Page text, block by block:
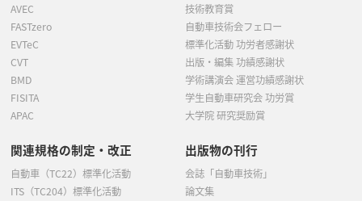
AVEC
FASTzero
EVTeC
CVT
BMD
FISITA
APAC
技術教育賞
自動車技術会フェロー
標準化活動 功労者感謝状
出版・編集 功績感謝状
学術講演会 運営功績感謝状
学生自動車研究会 功労賞
大学院 研究奨励賞
関連規格の制定・改正
自動車（TC22）標準化活動
ITS（TC204）標準化活動
出版物の刊行
会誌「自動車技術」
論文集